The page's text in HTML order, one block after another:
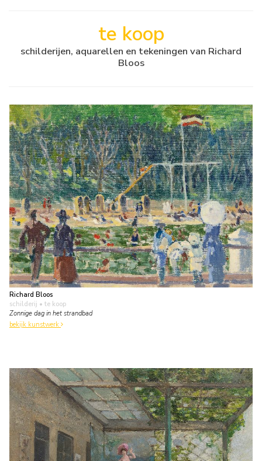
te koop
schilderijen, aquarellen en tekeningen van Richard
Bloos
Richard Bloos
schilderij • te koop
Zonnige dag in het strandbad
bekijk kunstwerk